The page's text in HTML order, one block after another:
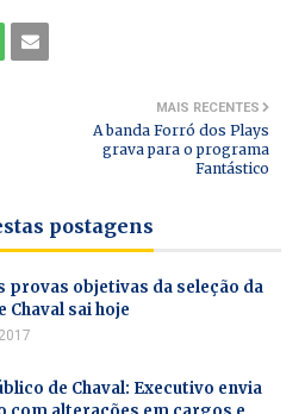
MAIS RECENTES
A banda Forró dos Plays
grava para o programa
Fantástico
postagens
provas objetivas da seleção da
Chaval sai hoje
de Chaval: Executivo envia